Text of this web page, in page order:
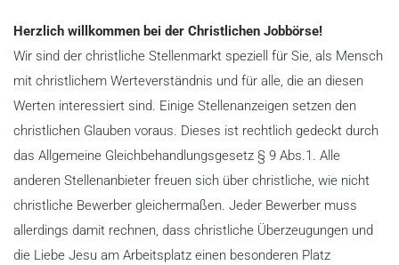
Herzlich willkommen bei der Christlichen Jobbörse!
Wir sind der christliche Stellenmarkt speziell für Sie, als Mensch
mit christlichem Werteverständnis und für alle, die an diesen
Werten interessiert sind. Einige Stellenanzeigen setzen den
christlichen Glauben voraus. Dieses ist rechtlich gedeckt durch
das Allgemeine Gleichbehandlungsgesetz § 9 Abs.1. Alle
anderen Stellenanbieter freuen sich über christliche, wie nicht
christliche Bewerber gleichermaßen. Jeder Bewerber muss
allerdings damit rechnen, dass christliche Überzeugungen und
die Liebe Jesu am Arbeitsplatz einen besonderen Platz